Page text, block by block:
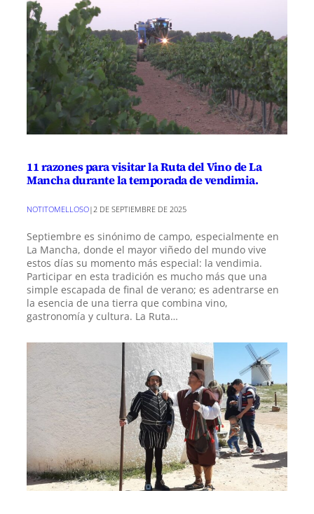
11 razones para visitar la Ruta del Vino de La
Mancha durante la temporada de vendimia.
NOTITOMELLOSO|2 DE SEPTIEMBRE DE 2025
Septiembre es sinónimo de campo, especialmente en
La Mancha, donde el mayor viñedo del mundo vive
estos días su momento más especial: la vendimia.
Participar en esta tradición es mucho más que una
simple escapada de final de verano; es adentrarse en
la esencia de una tierra que combina vino,
gastronomía y cultura. La Ruta…